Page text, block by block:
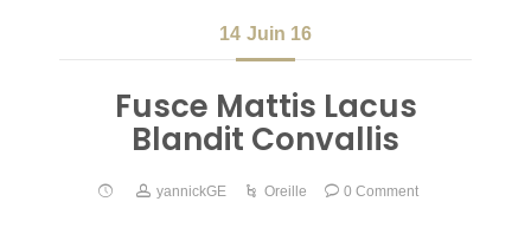
14 Juin 16
Fusce Mattis Lacus
Blandit Convallis
yannickGE Oreille 0 Comment